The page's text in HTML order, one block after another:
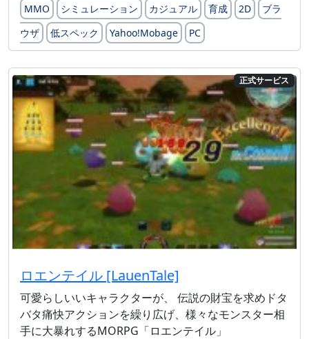
MMO シミュレーション カジュアル 育成 2D
ブラ
ウザ
低スペック Yahoo!Mobage PC
正式サービス
ロエンテイル [LauenTale]
可愛らしいいキャラクターが、 伝説の財宝を求めドタ
バタ痛快アクションを繰り広げ、様々なモンスター相
手に大暴れするMORPG「ロエンテイル」